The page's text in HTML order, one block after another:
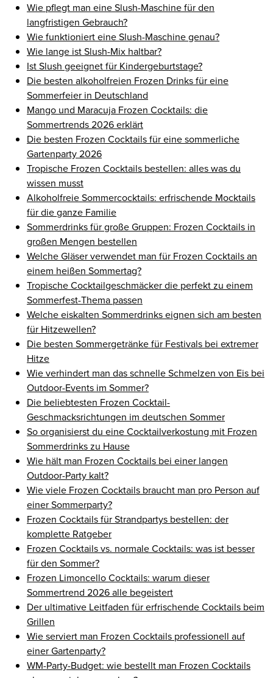
Wie pflegt man eine Slush-Maschine für den
langfristigen Gebrauch?
Wie funktioniert eine Slush-Maschine genau?
Wie lange ist Slush-Mix haltbar?
Ist Slush geeignet für Kindergeburtstage?
Die besten alkoholfreien Frozen Drinks für eine
Sommerfeier in Deutschland
Mango und Maracuja Frozen Cocktails: die
Sommertrends 2026 erklärt
Die besten Frozen Cocktails für eine sommerliche
Gartenparty 2026
Tropische Frozen Cocktails bestellen: alles was du
wissen musst
Alkoholfreie Sommercocktails: erfrischende Mocktails
für die ganze Familie
Sommerdrinks für große Gruppen: Frozen Cocktails in
großen Mengen bestellen
Welche Gläser verwendet man für Frozen Cocktails an
einem heißen Sommertag?
Tropische Cocktailgeschmäcker die perfekt zu einem
Sommerfest-Thema passen
Welche eiskalten Sommerdrinks eignen sich am besten
für Hitzewellen?
Die besten Sommergetränke für Festivals bei extremer
Hitze
Wie verhindert man das schnelle Schmelzen von Eis bei
Outdoor-Events im Sommer?
Die beliebtesten Frozen Cocktail-
Geschmacksrichtungen im deutschen Sommer
So organisierst du eine Cocktailverkostung mit Frozen
Sommerdrinks zu Hause
Wie hält man Frozen Cocktails bei einer langen
Outdoor-Party kalt?
Wie viele Frozen Cocktails braucht man pro Person auf
einer Sommerparty?
Frozen Cocktails für Strandpartys bestellen: der
komplette Ratgeber
Frozen Cocktails vs. normale Cocktails: was ist besser
für den Sommer?
Frozen Limoncello Cocktails: warum dieser
Sommertrend 2026 alle begeistert
Der ultimative Leitfaden für erfrischende Cocktails beim
Grillen
Wie serviert man Frozen Cocktails professionell auf
einer Gartenparty?
WM-Party-Budget: wie bestellt man Frozen Cocktails